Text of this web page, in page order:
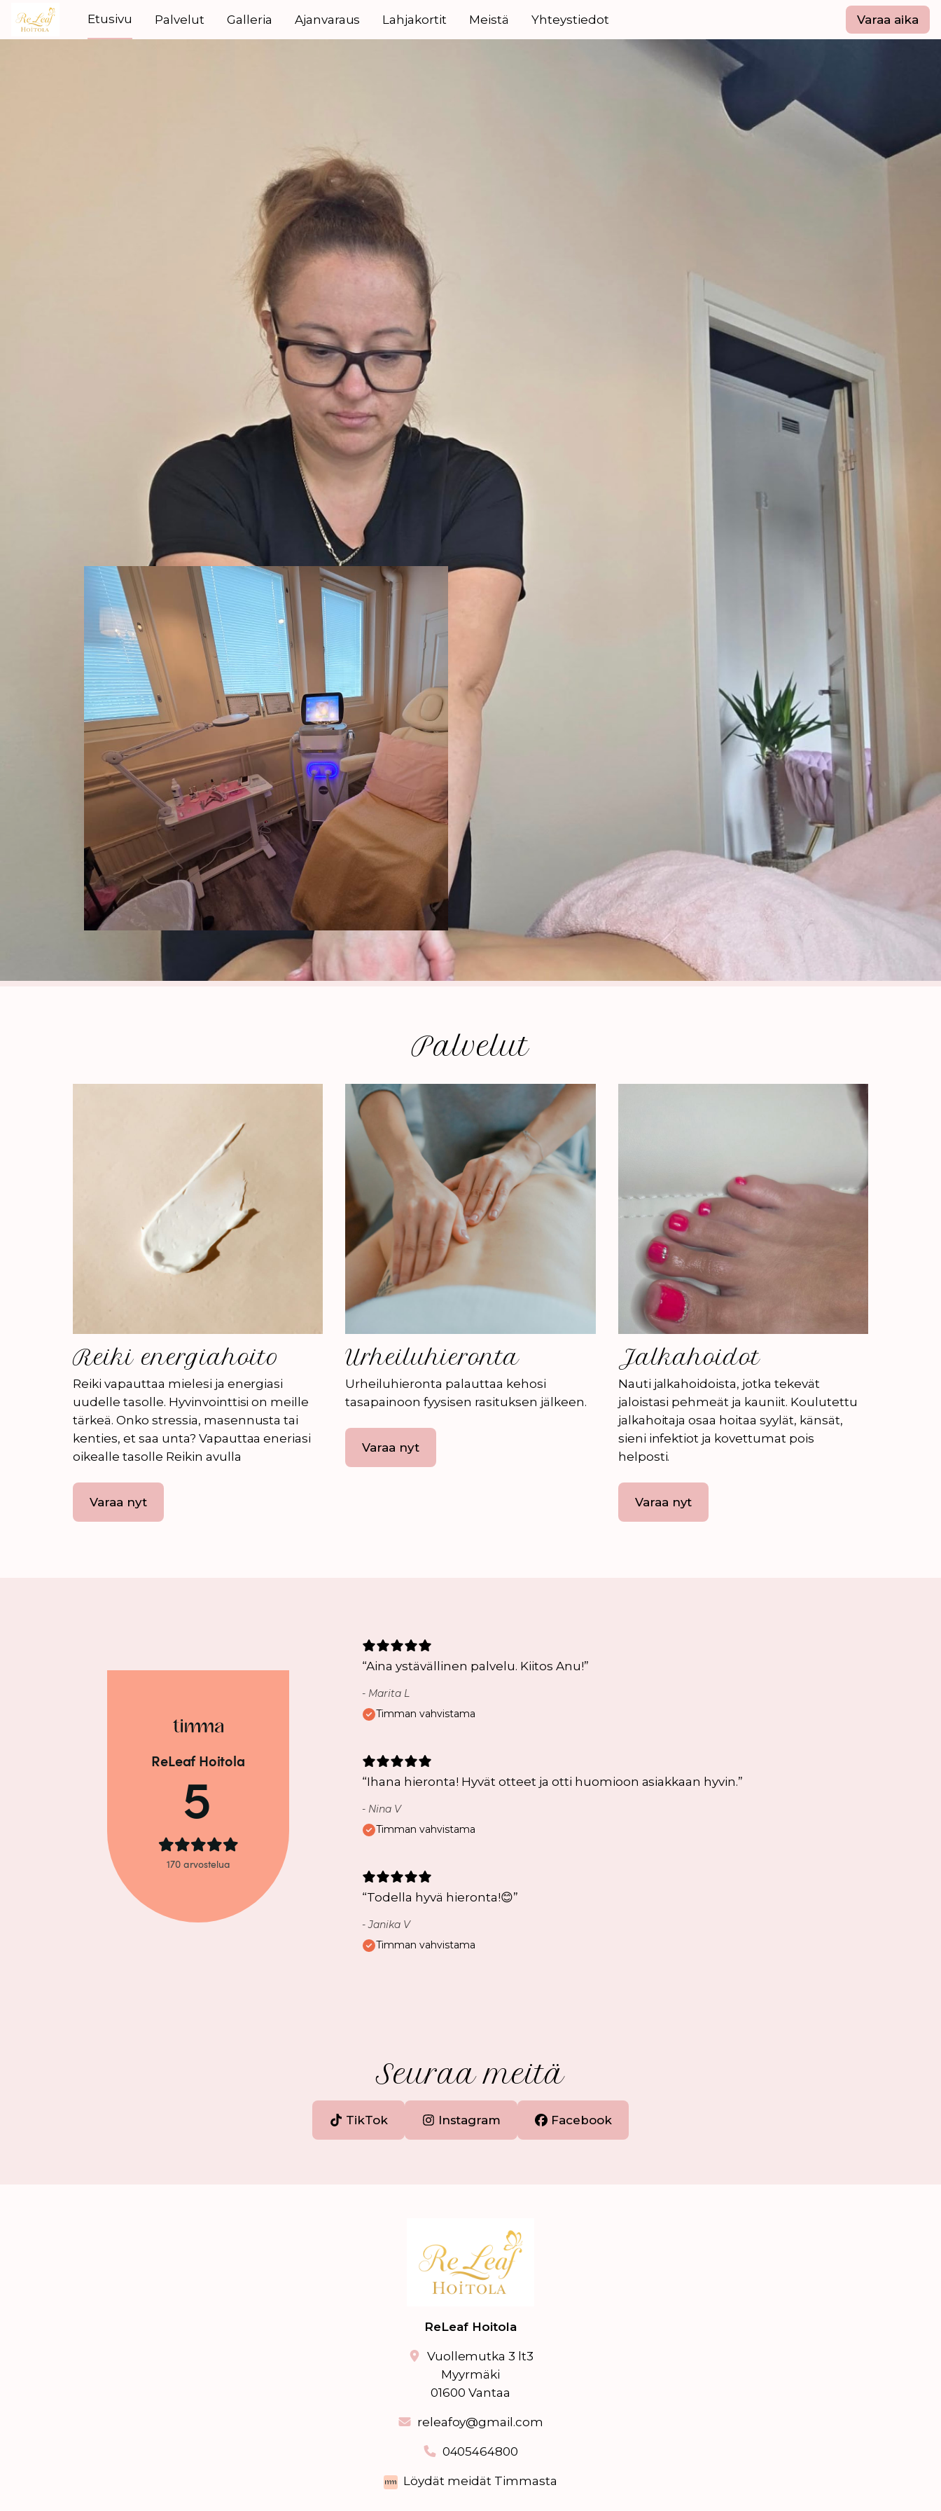
Etusivu Palvelut Galleria Ajanvaraus Lahjakortit Meistä Yhteystiedot Varaa aika
Rentoudu ylellisesti ja
rauhallisesti!
Koe hemmotteluhoidot kuten Reiki energiahoito,
hieronta ja jalkahoidot rauhoittavassa ympäristössä.
Maksuna käy myös e-passi, edenred ja smartum.
Tervetuloa Hoitolaan
ReLeaf Hoitola kutsuu sinut rentoutumaan Vantaalle.
Hemmottele itseäsi ainutlaatuisilla hoidoilla. Koulutettuna
hierojana olen juuri sopiva auttamaan sinua! Hyvinvointi on
tärkeä osa arkea! Rauhallinen ympäristö ja hyvät
Palvelut
Reiki energiahoito
Reiki vapauttaa mielesi ja energiasi
uudelle tasolle. Hyvinvointtisi on meille
tärkeä. Onko stressia, masennusta tai
kenties, et saa unta? Vapauttaa eneriasi
oikealle tasolle Reikin avulla
Varaa nyt
Urheiluhieronta
Urheiluhieronta palauttaa kehosi
tasapainoon fyysisen rasituksen jälkeen.
Varaa nyt
Jalkahoidot
Nauti jalkahoidoista, jotka tekevät
jaloistasi pehmeät ja kauniit. Koulutettu
jalkahoitaja osaa hoitaa syylät, känsät,
sieni infektiot ja kovettumat pois
helposti.
Varaa nyt
“Aina ystävällinen palvelu. Kiitos Anu!”
- Marita L
Timman vahvistama
“Ihana hieronta! Hyvät otteet ja otti huomioon asiakkaan hyvin.”
- Nina V
Timman vahvistama
“Todella hyvä hieronta!😊”
-Janika V
Timman vahvistama
Seuraa meitä
TikTok Instagram Facebook
ReLeaf Hoitola
Vuollemutka 3 lt3
Myyrmäki
01600 Vantaa
releafoy@gmail.com
0405464800
Löydät meidät Timmasta